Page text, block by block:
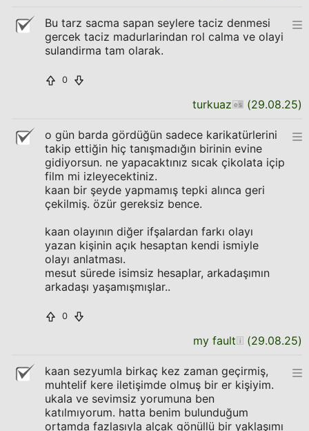
Bu tarz sacma sapan seylere taciz denmesi
gercek taciz madurlarindan rol calma ve olayi
sulandirma tam olarak.
0
turkuaz (29.08.25)
o gün barda gördüğün sadece karikatürlerini
takip ettiğin hiç tanışmadığın birinin evine
gidiyorsun. ne yapacaktınız sıcak çikolata içip
film mi izleyecektiniz.
kaan bir şeyde yapmamış tepki alınca geri
çekilmiş. özür gereksiz bence.
kaan olayının diğer ifşalardan farkı olayı
yazan kişinin açık hesaptan kendi ismiyle
olayı anlatması.
mesut sürede isimsiz hesaplar, arkadaşımın
arkadaşı yaşamışmışlar..
0
my fault (29.08.25)
kaan sezyumla birkaç kez zaman geçirmiş,
muhtelif kere iletişimde olmuş bir er kişiyim.
ukala ve sevimsiz yorumuna ben
katılmıyorum. hatta benim bulunduğum
ortamda fazlasıyla alçak gönüllü bir yaklaşımı